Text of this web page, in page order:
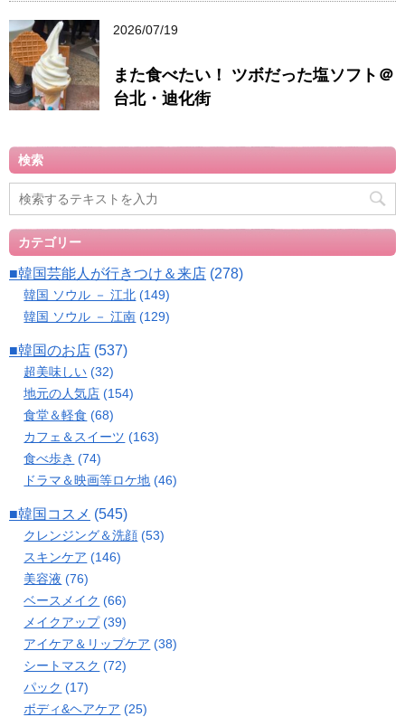
2026/07/19
また食べたい！ ツボだった塩ソフト＠
台北・迪化街
検索
カテゴリー
■韓国芸能人が行きつけ＆来店 (278)
韓国 ソウル － 江北 (149)
韓国 ソウル － 江南 (129)
■韓国のお店 (537)
超美味しい (32)
地元の人気店 (154)
食堂＆軽食 (68)
カフェ＆スイーツ (163)
食べ歩き (74)
ドラマ＆映画等ロケ地 (46)
■韓国コスメ (545)
クレンジング＆洗顔 (53)
スキンケア (146)
美容液 (76)
ベースメイク (66)
メイクアップ(39)
アイケア＆リップケア (38)
シートマスク (72)
パック (17)
ボディ&ヘアケア (25)